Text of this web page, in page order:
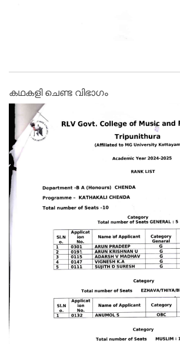
കഥകളി ചെണ്ട വിഭാഗം